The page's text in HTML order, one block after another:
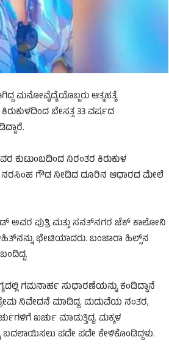
ಮನೋವೈದ್ಯೆಯೊಬ್ಬರು ಆತ್ಮಹತ್ಯೆ
ಬೇಸತ್ತ 33 ವರ್ಷದ
ಕುಟುಂಬದಿಂದ ನಿರಂತರ ಕಿರುಕುಳ
ನರಸಿಂಹ ಗೌಡ ನೀಡಿದ ದೂರಿನ ಆಧಾರದ ಮೇಲೆ
ಅವರ ಪುತ್ರಿ ಮತ್ತು ಸನತ್‌ನಗರ ಜೆಕ್ ಕಾಲೋನಿ
ಭೇಟಿಯಾದರು. ಬಂಜಾರಾ ಹಿಲ್ಸ್‌ನ
ಗಮನಾರ್ಹ ಸುಧಾರಣೆಯನ್ನು ಕಂಡಿದ್ದಾನೆ
ನಿವೇದನೆ ಮಾಡಿದ್ದ. ಮದುವೆಯ ನಂತರ,
ಖರ್ಚು ಮಾಡುತ್ತಿದ್ದ. ಮಕ್ಕಳ
ಪದೇ ಪದೇ ಕೇಳಿಕೊಂಡಿದ್ದಳು.